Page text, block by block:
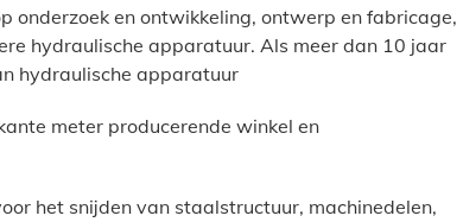
onderzoek en ontwikkeling, ontwerp en fabricage,
hydraulische apparatuur. Als meer dan 10 jaar
hydraulische apparatuur
meter producerende winkel en
het snijden van staalstructuur, machinedelen,